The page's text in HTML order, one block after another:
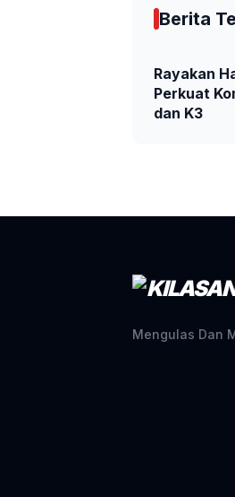
Berita
Rayakan
Perkuat
dan K3
Mengulas Dan